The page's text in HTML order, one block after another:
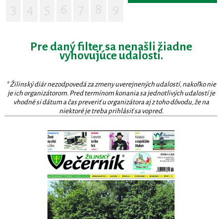
Pre daný filter sa nenašli žiadne
vyhovujúce udalosti.
* Žilinský diár nezodpovedá za zmeny uverejnených udalostí, nakoľko nie
je ich organizátorom. Pred termínom konania sa jednotlivých udalostí je
vhodné si dátum a čas preveriť u organizátora aj z toho dôvodu, že na
niektoré je treba prihlásiť sa vopred.